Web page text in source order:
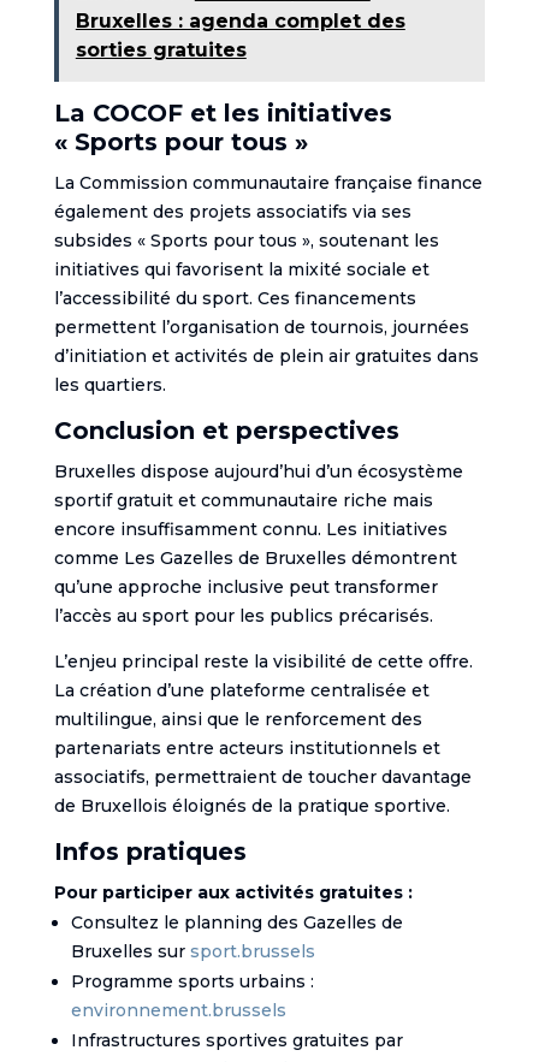
Bruxelles : agenda complet des
sorties gratuites
La COCOF et les initiatives
« Sports pour tous »
La Commission communautaire française finance
également des projets associatifs via ses
subsides « Sports pour tous », soutenant les
initiatives qui favorisent la mixité sociale et
l’accessibilité du sport. Ces financements
permettent l’organisation de tournois, journées
d’initiation et activités de plein air gratuites dans
les quartiers.
Conclusion et perspectives
Bruxelles dispose aujourd’hui d’un écosystème
sportif gratuit et communautaire riche mais
encore insuffisamment connu. Les initiatives
comme Les Gazelles de Bruxelles démontrent
qu’une approche inclusive peut transformer
l’accès au sport pour les publics précarisés.
L’enjeu principal reste la visibilité de cette offre.
La création d’une plateforme centralisée et
multilingue, ainsi que le renforcement des
partenariats entre acteurs institutionnels et
associatifs, permettraient de toucher davantage
de Bruxellois éloignés de la pratique sportive.
Infos pratiques
Pour participer aux activités gratuites :
Consultez le planning des Gazelles de
Bruxelles sur sport.brussels
Programme sports urbains :
environnement.brussels
Infrastructures sportives gratuites par